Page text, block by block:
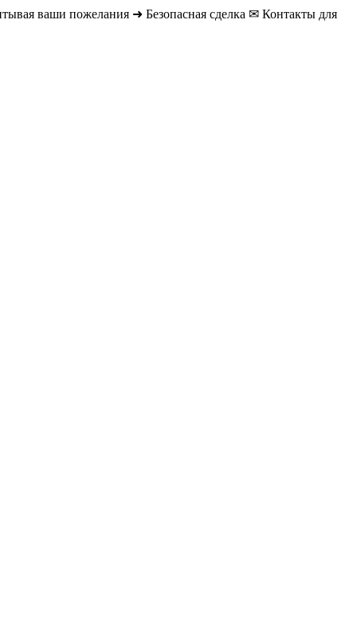
ваши пожелания ➜ Безопасная сделка ✉ Контакты для